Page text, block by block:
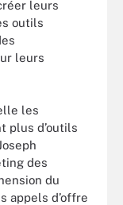
leurs
outils
leurs
les
plus d’outils
des
du
appels d’offre